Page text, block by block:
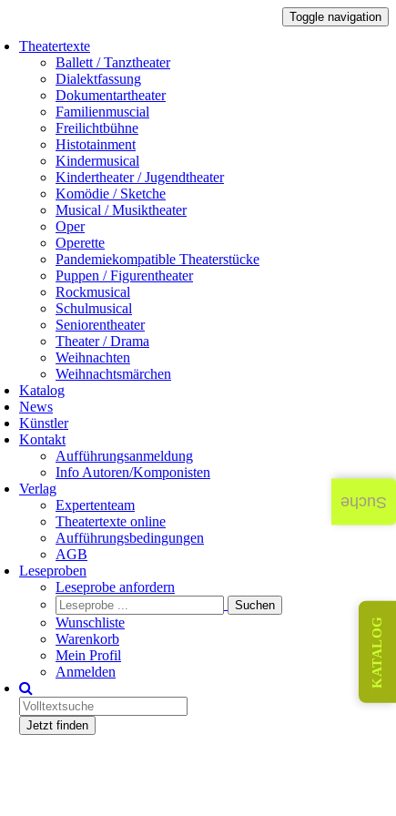
Toggle navigation
Theatertexte
Ballett / Tanztheater
Dialektfassung
Dokumentartheater
Familienmuscial
Freilichtbühne
Histotainment
Kindermusical
Kindertheater / Jugendtheater
Komödie / Sketche
Musical / Musiktheater
Oper
Operette
Pandemiekompatible Theaterstücke
Puppen / Figurentheater
Rockmusical
Schulmusical
Seniorentheater
Theater / Drama
Weihnachten
Weihnachtsmärchen
Katalog
News
Künstler
Kontakt
Aufführungsanmeldung
Info Autoren/Komponisten
Verlag
Expertenteam
Theatertexte online
Aufführungsbedingungen
AGB
Leseproben
Leseprobe anfordern
Wunschliste
Warenkorb
Mein Profil
Anmelden
Jetzt finden
KATALOG
Suche